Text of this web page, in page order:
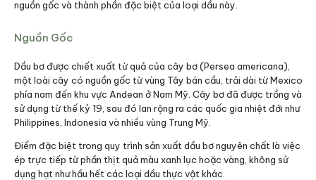
nguồn gốc và thành phần đặc biệt của loại dầu này.
Nguồn Gốc
Dầu bơ được chiết xuất từ quả của cây bơ (Persea americana),
một loài cây có nguồn gốc từ vùng Tây bán cầu, trải dài từ Mexico
phía nam đến khu vực Andean ở Nam Mỹ. Cây bơ đã được trồng và
sử dụng từ thế kỷ 19, sau đó lan rộng ra các quốc gia nhiệt đới như
Philippines, Indonesia và nhiều vùng Trung Mỹ.
Điểm đặc biệt trong quy trình sản xuất dầu bơ nguyên chất là việc
ép trực tiếp từ phần thịt quả màu xanh lục hoặc vàng, không sử
dụng hạt như hầu hết các loại dầu thực vật khác.